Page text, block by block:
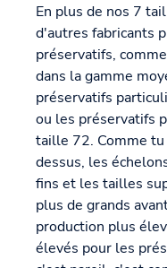
En plus de nos 7
d'autres fabricants
préservatifs,
dans la gamme
préservatifs
ou les préservatifs
taille 72. Comme
dessus, les
fins et les tailles
plus de grands
production plus
élevés pour les